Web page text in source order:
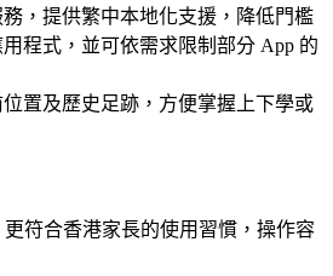
，提供繁中本地化支援，降低門檻
程式，並可依需求限制部分 App 的
置及歷史足跡，方便掌握上下學或
符合香港家長的使用習慣，操作容